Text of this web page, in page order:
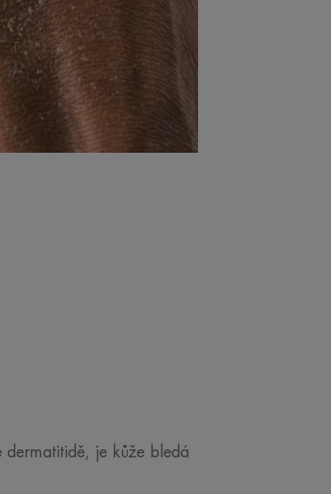
dermatitidě, je kůže bledá